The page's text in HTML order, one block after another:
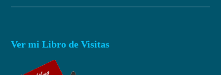
Ver mi Libro de Visitas